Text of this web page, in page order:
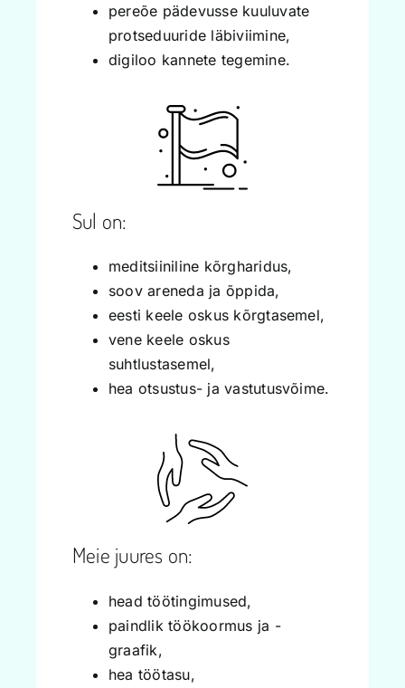
pereõe pädevusse kuuluvate
protseduuride läbiviimine,
digiloo kannete tegemine.
Sul on:
meditsiiniline kõrgharidus,
soov areneda ja õppida,
eesti keele oskus kõrgtasemel,
vene keele oskus
suhtlustasemel,
hea otsustus- ja vastutusvõime.
Meie juures on:
head töötingimused,
paindlik töökoormus ja -
graafik,
hea töötasu,